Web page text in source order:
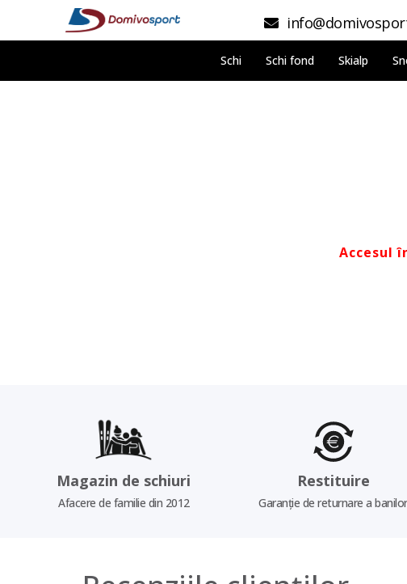
Schi Schi fond Skialp
Accesul
Magazin de schiuri
Afacere de familie din 2012
Restituire
Garanție de returnare a banilor